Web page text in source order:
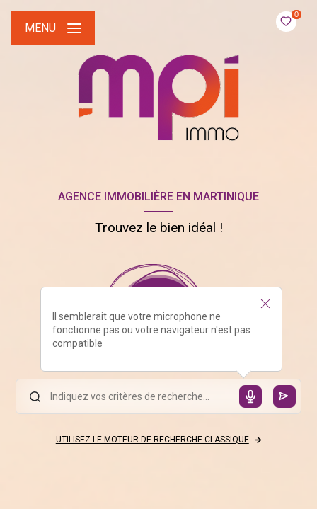
0
MENU
AGENCE IMMOBILIÈRE EN MARTINIQUE
Trouvez le bien idéal !
Il semblerait que votre microphone ne
fonctionne pas ou votre navigateur n'est pas
compatible
UTILISEZ LE MOTEUR DE RECHERCHE CLASSIQUE